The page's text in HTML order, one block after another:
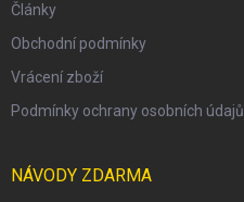
Články
Obchodní podmínky
Vrácení zboží
Podmínky ochrany osobních údajů
NÁVODY ZDARMA